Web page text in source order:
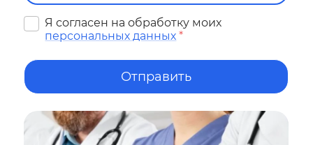
Я согласен на обработку моих
персональных данных *
Отправить